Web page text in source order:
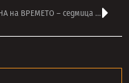
МАШИНА на ВРЕМЕТО – седмица с чудесната музика на 1994 по радио ТАНГРА